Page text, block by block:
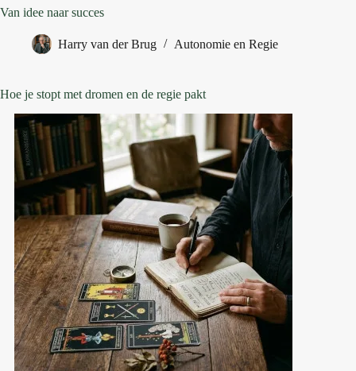
Van idee naar succes
Harry van der Brug Autonomie en Regie
Hoe je stopt met dromen en de regie pakt